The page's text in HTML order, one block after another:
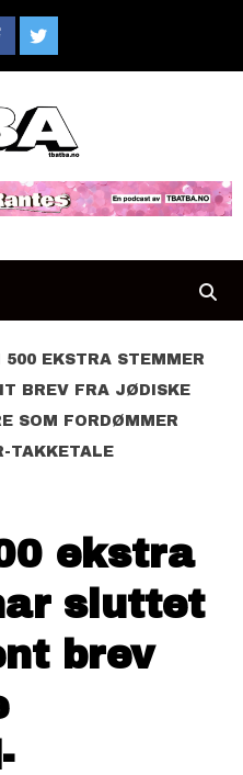
Twitter
500 EKSTRA STEMMER
BREV FRA JØDISKE
SOM FORDØMMER
TAKKETALE
ekstra
sluttet
brev